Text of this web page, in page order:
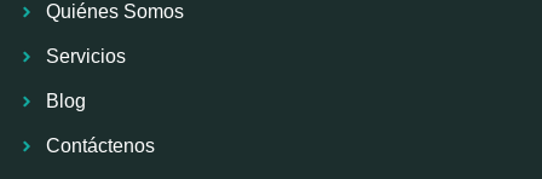
Quiénes Somos
Servicios
Blog
Contáctenos